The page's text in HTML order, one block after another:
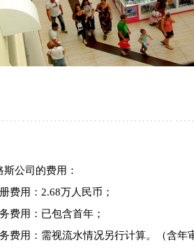
公司的费用：
费用：2.68万人民币；
费用：已包含首年；
费用： 需视流水情况另行计算。 （含年